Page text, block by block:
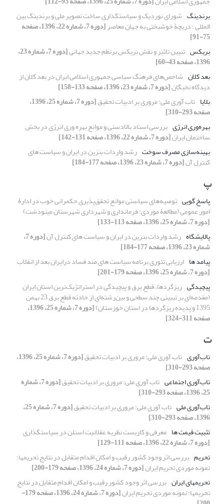
برندینگ شورای نوردیک و سیاستگذاری ساخت تصویر ملی و برندینگ بین
المللی ؛ دریچۀ خوشبختی به جهان معاصر [دوره 7، شماره 22، 1396، صفحه
75-91]
بریکس تبیین تاثیر و نقش بریکس برنظم جدید جهانی [دوره 7، شماره 23،
1396، صفحه 43-60]
بعد کلان شاخص‌های فرهنگ سیاسی جمهوری اسلامی ایران در بعد کلان از
دیدگاه نخبگان[دوره 7، شماره 23، 1396، صفحه 133-158]
بلایا تاب آوری ملی: مروری بر ادبیات تحقیق [دوره 7، شماره 25، 1396،
صفحه 293-310]
بهره‌وری انرژی بررسی اسناد بالادستی و موانع بهره وری انرژی در بخش
ساختمان ایران[دوره 7، شماره 22، 1396، صفحه 131-142]
بهینه‌سازی مصرف سوخت رشد واردات بنزین در ایران و سیاست های
کنترل آن[دوره 7، شماره 23، 1396، صفحه 177-184]
پ
پاسخ گویی توصیه‌های سیاستی موانع تحقق‌پذیری حکمرانی خوب در ادارۀ
امور عمومی (مطالعۀ موردی: فرمانداری و شهرداری شهرستان مینودشت)
[دوره 7، شماره 25، 1396، صفحه 113-133]
پالایشگاه رشد واردات بنزین در ایران و سیاست های کنترل آن [دوره 7،
شماره 23، 1396، صفحه 177-184]
پیامد ها ارزیابی تئوری برنامه سیاست های ضد فساد درایران بعد از انقلاب
[دوره 7، شماره 25، 1396، صفحه 179-201]
پیچیدگی ریزگردها، قطع برق و پیچیدگی در استراتژیک‌ترین استان ایران
(مقدمه‌ای بر تبیینی چند سطحی و بین‌رشته‌ای از حادثه قطع برق 23 بهمن
1395 و پدیده ریزگردها در استان خوزستان) [دوره 7، شماره 25، 1396،
صفحه 311-324]
ت
تاب‌آوری تاب آوری ملی: مروری بر ادبیات تحقیق [دوره 7، شماره 25، 1396،
صفحه 293-310]
تاب‌آوری اجتماعی تاب آوری ملی: مروری بر ادبیات تحقیق [دوره 7، شماره
25، 1396، صفحه 293-310]
تاب‌آوری ملی تاب آوری ملی: مروری بر ادبیات تحقیق [دوره 7، شماره 25،
1396، صفحه 293-310]
تثبیت قیمت ها معرفی و کاربست نظریه عقلانیت اسنلن در سیاستگذاری
[دوره 7، شماره 22، 1396، صفحه 111-129]
تحریم بررسی اثر وجود کشور رقیب و امکان اقدام متقابل در نتایج تحریمها؛
نمونه موردی تحریم ایران[دوره 7، شماره 24، 1396، صفحه 179-200]
تحریمهای ایران بررسی اثر وجود کشور رقیب و امکان اقدام متقابل در نتایج
تحریمها؛ نمونه موردی تحریم ایران [دوره 7، شماره 24، 1396، صفحه 179-